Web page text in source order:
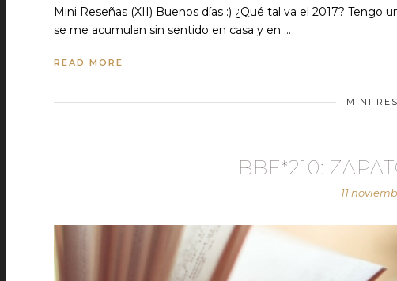
Mini Reseñas (XII) Buenos días :) ¿Qué tal va el 2017?
se me acumulan sin sentido en casa y en …
READ MORE
MINI
BBF*210:
11